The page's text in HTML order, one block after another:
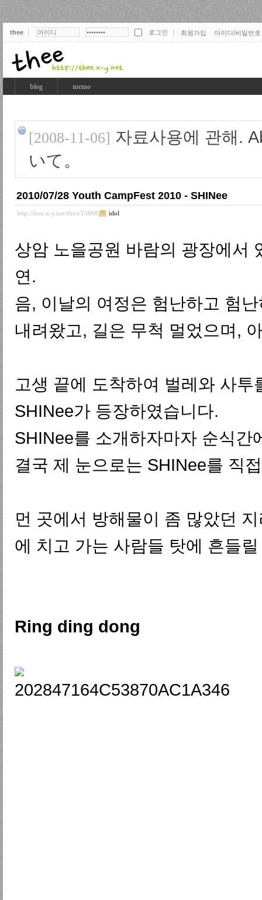
thee 회원가입 아이디/비밀번
blog memo
[2008-11-06] 자료사용에 관해.
いて。
2010/07/28 Youth CampFest 2010 - SHINee
http://thee.x-y.net/zbxe/15868 idol
상암 노을공원 바람의 광장에서
연.
음, 이날의 여정은 험난하고 험
내려왔고, 길은 무척 멀었으며,
고생 끝에 도착하여 벌레와 사
SHINee가 등장하였습니다.
SHINee를 소개하자마자 순식
결국 제 눈으로는 SHINee를 직
먼 곳에서 방해물이 좀 많았던
에 치고 가는 사람들 탓에 흔들
Ring ding dong